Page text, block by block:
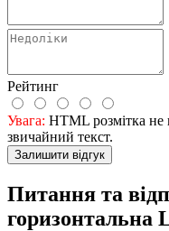
Рейтинг
Увага: HTML розмітка не
звичайний текст.
Залишити відгук
Питання та
горизонтальна